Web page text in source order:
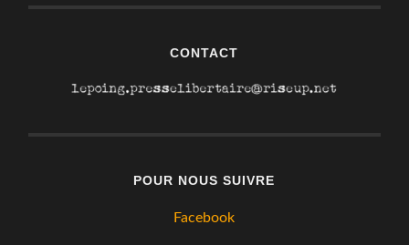
CONTACT
POUR NOUS SUIVRE
Facebook